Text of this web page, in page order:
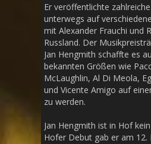
Er veröffentlichte
unterwegs auf
mit Alexander Frauchi und
Russland. Der
Jan Hengmith schaffte es
bekannten Größen wie
McLaughlin, Al Di Meola,
und Vicente Amigo auf
zu werden.
Jan Hengmith ist in Hof
Hofer Debut gab er am 12.